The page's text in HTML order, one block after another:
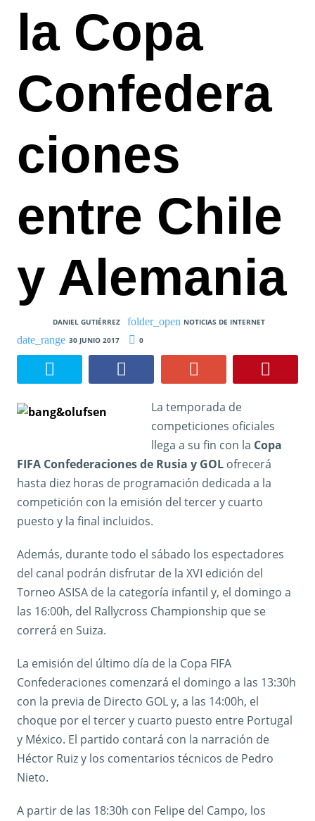
la Copa
Confedera
ciones
entre Chile
y Alemania
DANIEL GUTIÉRREZ
NOTICIAS DE INTERNET
30 JUNIO 2017
0
La temporada de
competiciones oficiales
llega a su fin con la Copa
FIFA Confederaciones de Rusia y GOL ofrecerá
hasta diez horas de programación dedicada a la
competición con la emisión del tercer y cuarto
puesto y la final incluidos.
Además, durante todo el sábado los espectadores
del canal podrán disfrutar de la XVI edición del
Torneo ASISA de la categoría infantil y, el domingo a
las 16:00h, del Rallycross Championship que se
correrá en Suiza.
La emisión del último día de la Copa FIFA
Confederaciones comenzará el domingo a las 13:30h
con la previa de Directo GOL y, a las 14:00h, el
choque por el tercer y cuarto puesto entre Portugal
y México. El partido contará con la narración de
Héctor Ruiz y los comentarios técnicos de Pedro
Nieto.
A partir de las 18:30h con Felipe del Campo, los